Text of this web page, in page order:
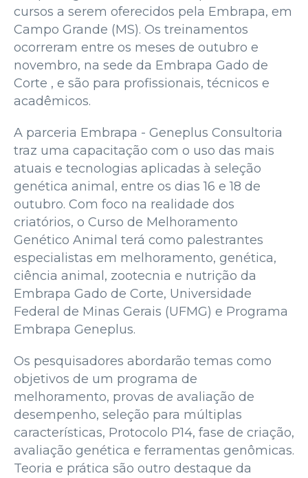
cursos a serem oferecidos pela Embrapa, em
Campo Grande (MS). Os treinamentos
ocorreram entre os meses de outubro e
novembro, na sede da Embrapa Gado de
Corte , e são para profissionais, técnicos e
acadêmicos.
A parceria Embrapa - Geneplus Consultoria
traz uma capacitação com o uso das mais
atuais e tecnologias aplicadas à seleção
genética animal, entre os dias 16 e 18 de
outubro. Com foco na realidade dos
criatórios, o Curso de Melhoramento
Genético Animal terá como palestrantes
especialistas em melhoramento, genética,
ciência animal, zootecnia e nutrição da
Embrapa Gado de Corte, Universidade
Federal de Minas Gerais (UFMG) e Programa
Embrapa Geneplus.
Os pesquisadores abordarão temas como
objetivos de um programa de
melhoramento, provas de avaliação de
desempenho, seleção para múltiplas
características, Protocolo P14, fase de criação,
avaliação genética e ferramentas genômicas.
Teoria e prática são outro destaque da